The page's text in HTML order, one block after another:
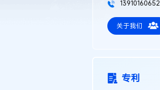
13910160652
关于我们
专利